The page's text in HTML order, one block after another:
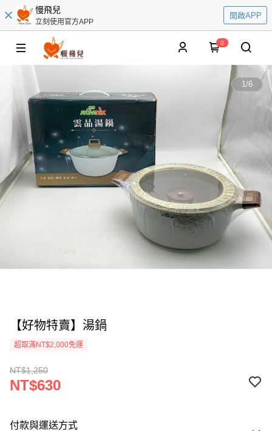
慢飛兒
立刻使用官方APP
開啟APP
0
1/6
【好物特賣】湯鍋
超取滿NT$2,000免運
NT$1,250
NT$630
付款與運送方式